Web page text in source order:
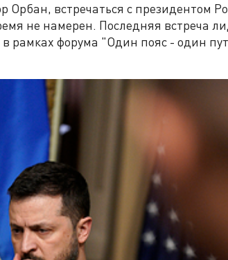
Орбан, встречаться с президентом
не намерен. Последняя встреча
рамках форума "Один пояс - один